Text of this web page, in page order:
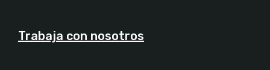
Trabaja con nosotros